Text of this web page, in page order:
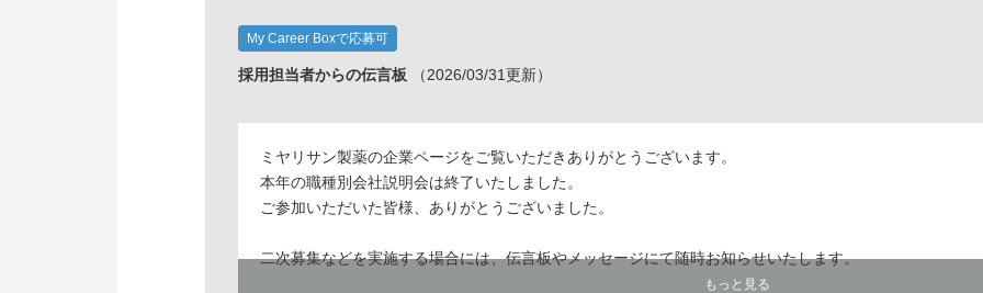
My Career Boxで応募可
採用担当者からの伝言板 （2026/03/31更新）
ミヤリサン製薬の企業ページをご覧いただきありがとうございます。
本年の職種別会社説明会は終了いたしました。
ご参加いただいた皆様、ありがとうございました。
二次募集などを実施する場合には、伝言板やメッセージにて随時お知らせいたします。
もっと見る